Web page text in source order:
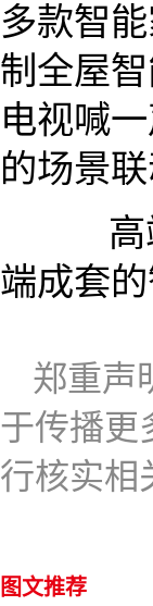
多款智
制全屋
电视喊
的场景联
高端
端成套
郑重声
于传播更
行核实相
图文推荐